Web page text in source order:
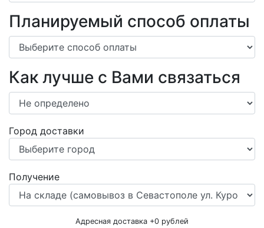
Планируемый способ оплаты
Как лучше с Вами связаться
Город доставки
Получение
Адресная доставка +0 рублей